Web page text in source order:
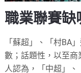
職業聯賽缺
「蘇超」、「村BA
數；話題性，以至
人認為，「中超」